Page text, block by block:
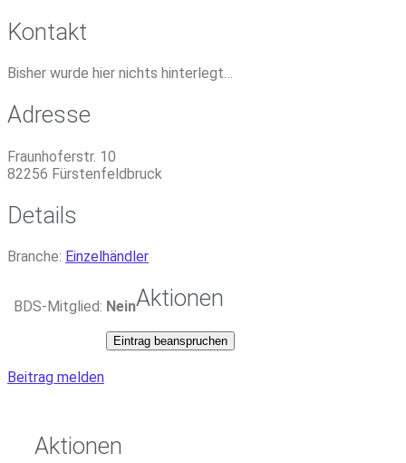
Kontakt
Bisher wurde hier nichts hinterlegt…
Adresse
Fraunhoferstr. 10
82256 Fürstenfeldbruck
Details
Branche: Einzelhändler
BDS-Mitglied: NeinAktionen
Eintrag beanspruchen
Beitrag melden
Aktionen